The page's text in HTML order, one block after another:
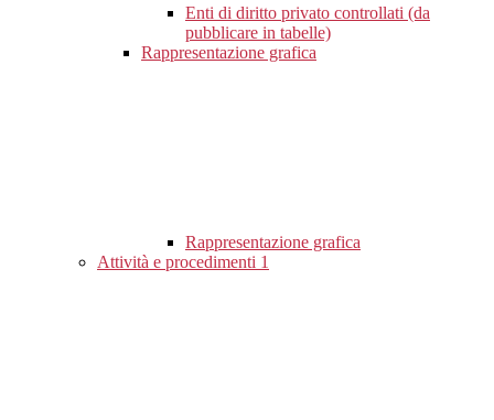
Enti di diritto privato controllati (da
pubblicare in tabelle)
Rappresentazione grafica
Rappresentazione grafica
Attività e procedimenti 1